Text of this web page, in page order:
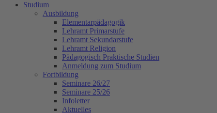
Studium
Ausbildung
Elementarpädagogik
Lehramt Primarstufe
Lehramt Sekundarstufe
Lehramt Religion
Pädagogisch Praktische Studien
Anmeldung zum Studium
Fortbildung
Seminare 26/27
Seminare 25/26
Infoletter
Aktuelles